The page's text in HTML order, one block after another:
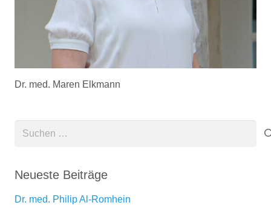
Dr. med. Maren Elkmann
Suchen
Neueste Beiträge
Dr. med. Philip Al-Romhein